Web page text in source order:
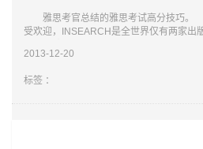
雅思考官总结的雅思考试高分技巧。
受欢迎，INSEARCH是全世界仅有两家出
国家高校
2013-12-20
标签 ：